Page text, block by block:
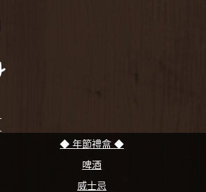
◆ 年節禮盒 ◆
啤酒
威士忌